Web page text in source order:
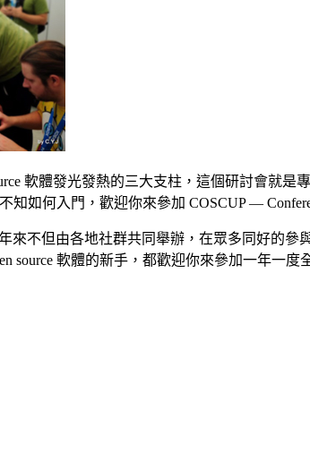
軟體發光發熱的三大支柱，這個研討會就
知如何入門，歡迎你來參加 COSCUP —
來不但由各地社群共同舉辦，在眾多同好的參
source 軟體的新手，都歡迎你來參加一年一度